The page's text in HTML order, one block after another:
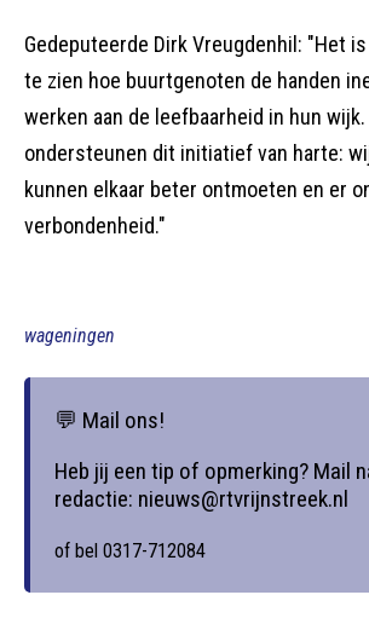
Gedeputeerde Dirk Vreugdenhil: "Het
te zien hoe buurtgenoten de handen
werken aan de leefbaarheid in hun wijk.
ondersteunen dit initiatief van harte:
kunnen elkaar beter ontmoeten en er
verbondenheid."
wageningen
💬 Mail ons!
Heb jij een tip of opmerking? Mail
redactie: nieuws@rtvrijnstreek.nl
of bel 0317-712084